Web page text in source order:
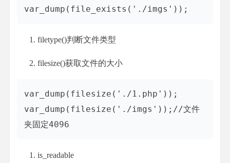
filetype()判断文件类型
filesize()获取文件的大小
var_dump(filesize('./1.php'));
var_dump(filesize('./imgs'));//文件
is_readable